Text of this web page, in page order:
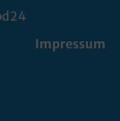
Impressum